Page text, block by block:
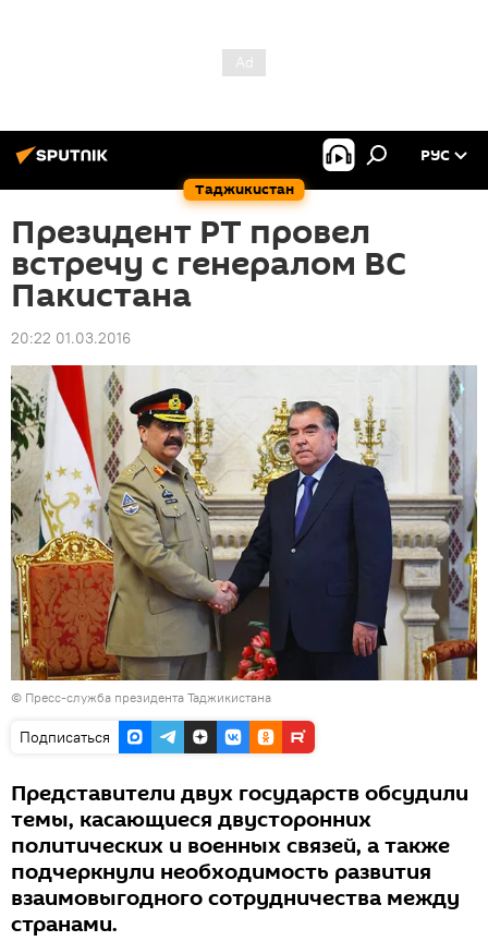
Таджикистан
РУС
Президент РТ провел
встречу с генералом ВС
Пакистана
20:22 01.03.2016
© Пресс-служба президента Таджикистана
Подписаться
Представители двух государств обсудили
темы, касающиеся двусторонних
политических и военных связей, а также
подчеркнули необходимость развития
взаимовыгодного сотрудничества между
странами.